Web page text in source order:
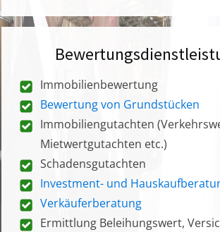
Immobilienbewertung
Bewertung von Grundstücken
Immobiliengutachten
Mietwertgutachten etc.)
Schadensgutachten
Investment- und
Verkäuferberatung
Ermittlung Beleihungswert,